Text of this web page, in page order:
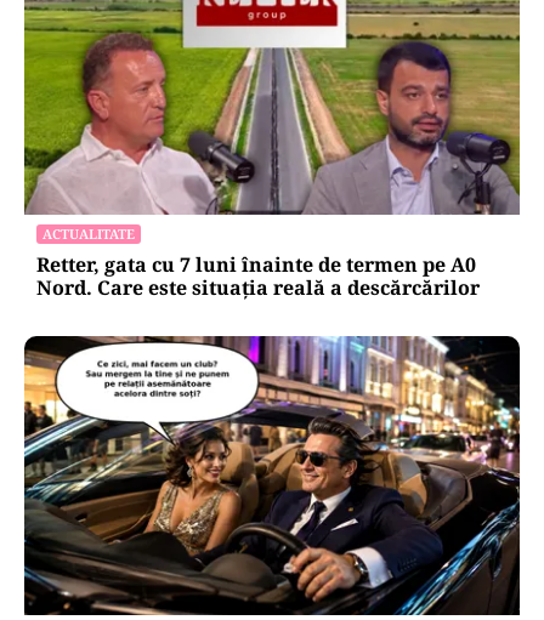
ACTUALITATE
Retter, gata cu 7 luni înainte de termen pe A0
Nord. Care este situația reală a descărcărilor